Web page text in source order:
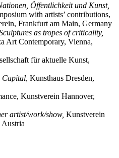
Öffentlichkeit und Kunst,
with artists’ contributions,
Frankfurt am Main, Germany
as tropes of criticality,
Art Contemporary, Vienna,
für aktuelle Kunst,
Kunsthaus Dresden,
Kunstverein Hannover,
artist/work/show, Kunstverein
Austria